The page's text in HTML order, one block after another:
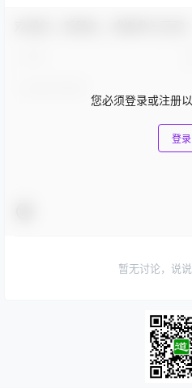
您必须登录或注册
登录
暂无讨论，说